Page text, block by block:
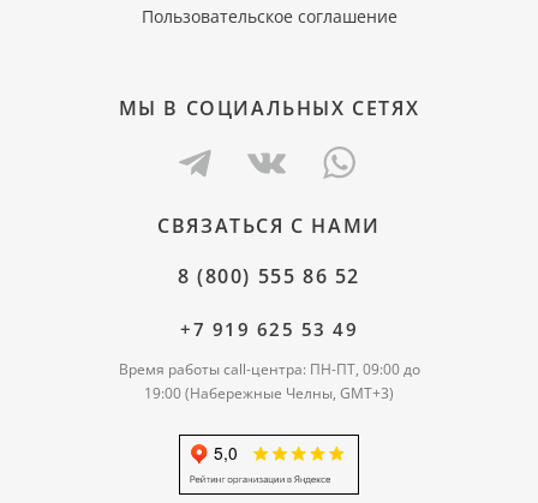
Пользовательское соглашение
МЫ В СОЦИАЛЬНЫХ СЕТЯХ
СВЯЗАТЬСЯ С НАМИ
8 (800) 555 86 52
+7 919 625 53 49
Время работы call-центра: ПН-ПТ, 09:00 до
19:00 (Набережные Челны, GMT+3)